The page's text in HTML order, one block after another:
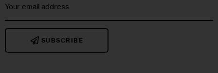
SUBSCRIBE